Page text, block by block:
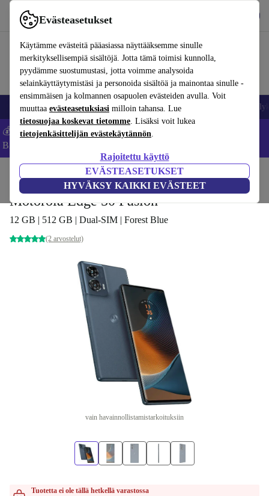
Evästeasetukset
Käytämme evästeitä pääasiassa näyttääksemme sinulle
merkityksellisempiä sisältöjä. Jotta tämä toimisi kunnolla,
pyydämme suostumustasi, jotta voimme analysoida
selainkäyttäytymistäsi ja personoida sisältöä ja mainontaa sinulle -
ensimmäisen ja kolmannen osapuolen evästeiden avulla. Voit
muuttaa evästeasetuksiasi milloin tahansa. Lue
tietosuojaa koskevat tietomme. Lisäksi voit lukea
tietojenkäsittelijän evästekäytännön.
Rajoitettu käyttö
EVÄSTEASETUKSET
HYVÄKSY KAIKKI EVÄSTEET
Käytä refurbed-palvelua nopeasti ja helposti
Matkapuhelimet ja älypuhelimet Kannettavat tietokoneet
💰Säästä -5 % LISÄÄ MacBookeista ja iPadeista – Koodi:
BACK5OFF -
Matkapuhelimet ja älypuhelimet Motorola-puhelimet
Motorola Edge 50 Fusion
12 GB | 512 GB | Dual-SIM | Forest Blue
(2 arvostelut)
vain havainnollistamistarkoituksiin
Tuotetta ei ole tällä hetkellä varastossa